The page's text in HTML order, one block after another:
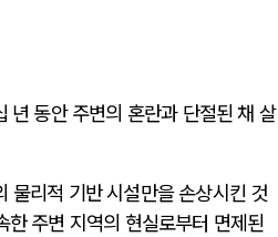
년 동안 주변의 혼란과 단절된 채 살
물리적 기반 시설만을 손상시킨 것
한 주변 지역의 현실로부터 면제된